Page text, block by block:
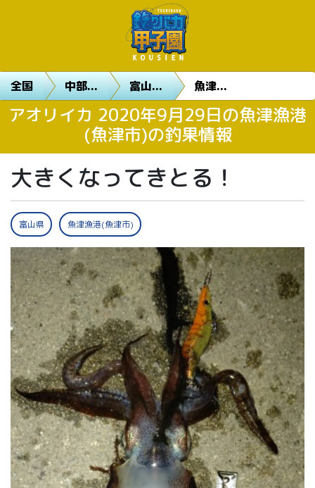
全国 中部... 富山... 魚津...
アオリイカ 2020年9月29日の魚津漁港
(魚津市)の釣果情報
大きくなってきとる！
富山県 魚津漁港(魚津市)